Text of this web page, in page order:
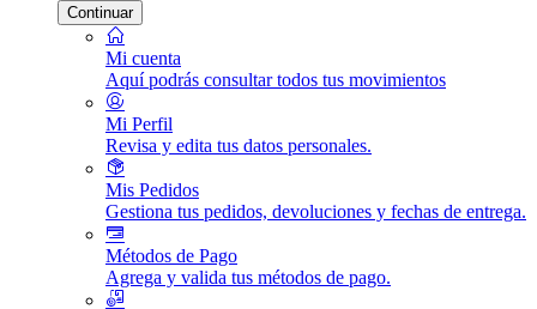
Continuar
Mi cuenta
Aquí podrás consultar todos tus movimientos
Mi Perfil
Revisa y edita tus datos personales.
Mis Pedidos
Gestiona tus pedidos, devoluciones y fechas de entrega.
Métodos de Pago
Agrega y valida tus métodos de pago.